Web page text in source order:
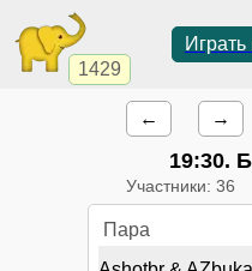
1429
← →
19:30.
Участники: 36
Пара